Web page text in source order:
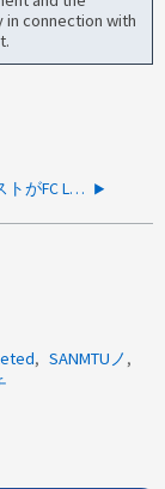
in connection with
Cisco UCSホストがFC LUNから起動できない
SANMTUノ